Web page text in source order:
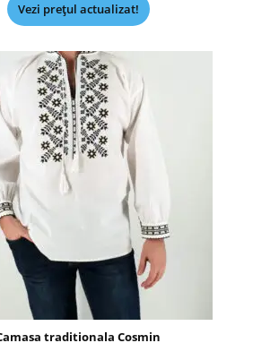
Vezi prețul actualizat!
traditionala Cosmin